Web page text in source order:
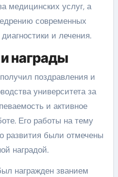
медицинских услуг, а
современных
и лечения.
награды
поздравления и
университета за
и активное
Его работы на тему
развития были отмечены
наградой.
награжден званием